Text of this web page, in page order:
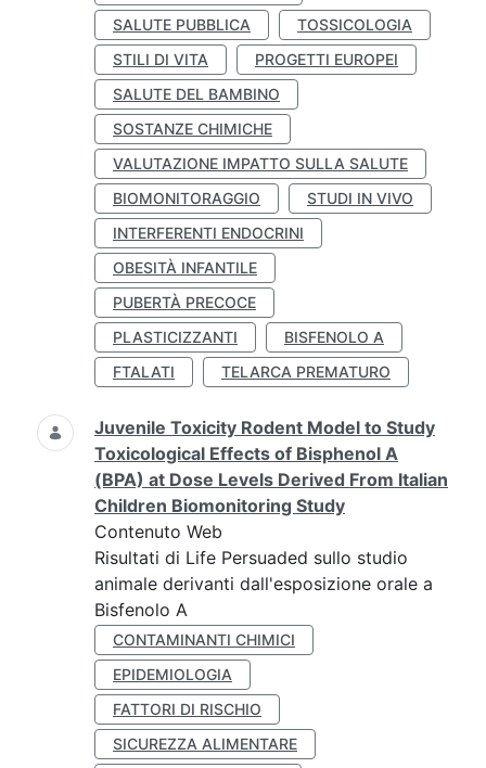
SALUTE PUBBLICA
TOSSICOLOGIA
STILI DI VITA
PROGETTI EUROPEI
SALUTE DEL BAMBINO
SOSTANZE CHIMICHE
VALUTAZIONE IMPATTO SULLA SALUTE
BIOMONITORAGGIO
STUDI IN VIVO
INTERFERENTI ENDOCRINI
OBESITÀ INFANTILE
PUBERTÀ PRECOCE
PLASTICIZZANTI
BISFENOLO A
FTALATI
TELARCA PREMATURO
Juvenile Toxicity Rodent Model to Study
Toxicological Effects of Bisphenol A
(BPA) at Dose Levels Derived From Italian
Children Biomonitoring Study
Contenuto Web
Risultati di Life Persuaded sullo studio
animale derivanti dall'esposizione orale a
Bisfenolo A
CONTAMINANTI CHIMICI
EPIDEMIOLOGIA
FATTORI DI RISCHIO
SICUREZZA ALIMENTARE